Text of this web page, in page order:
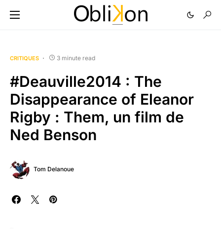
CRITIQUES 3 minute read
#Deauville2014 : The
Disappearance of Eleanor
Rigby : Them, un film de
Ned Benson
Tom Delanoue